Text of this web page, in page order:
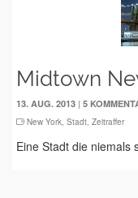
Midtown
13. AUG. 2013 | 5
New York, Stadt, Zeitraffer
Eine Stadt die niemals